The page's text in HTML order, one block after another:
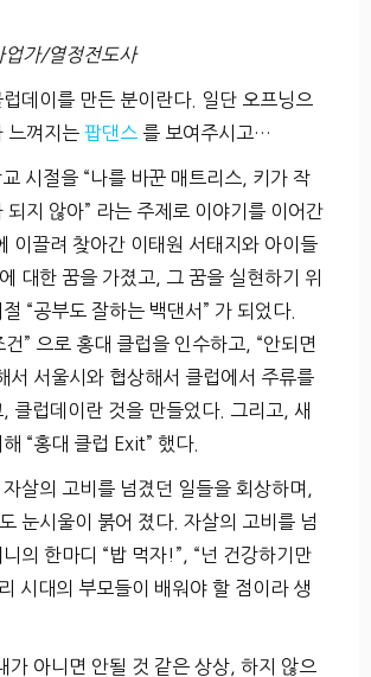
업가/열정전도사
데이를 만든 분이란다. 일단 오프닝으
느껴지는 팝댄스 를 보여주시고…
시절을 “나를 바꾼 매트리스, 키가 작
되지 않아” 라는 주제로 이야기를 이어간
이끌려 찾아간 이태원 서태지와 아이들
대한 꿈을 가졌고, 그 꿈을 실현하기 위
“공부도 잘하는 백댄서” 가 되었다.
건” 으로 홍대 클럽을 인수하고, “안되면
서 서울시와 협상해서 클럽에서 주류를
클럽데이란 것을 만들었다. 그리고, 새
“홍대 클럽 Exit” 했다.
살의 고비를 넘겼던 일들을 회상하며,
눈시울이 붉어 졌다. 자살의 고비를 넘
의 한마디 “밥 먹자!”, “넌 건강하기만
시대의 부모들이 배워야 할 점이라 생
가 아니면 안될 것 같은 상상, 하지 않으